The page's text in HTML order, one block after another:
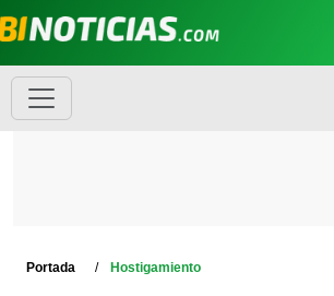
Portada Hostigamiento